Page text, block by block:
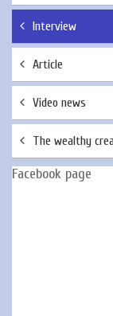
Interview
Article
Video news
The wealthy
Facebook page